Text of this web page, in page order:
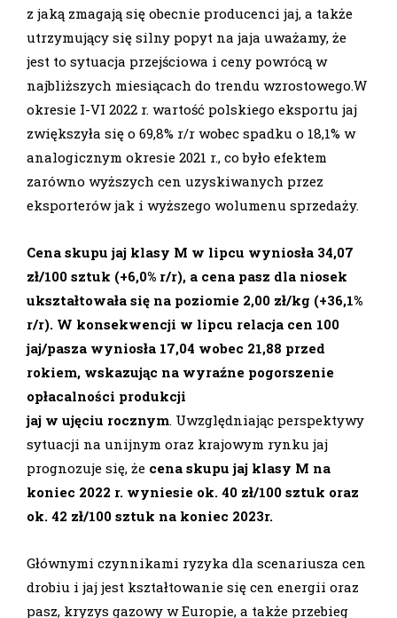
z jaką zmagają się obecnie producenci jaj, a także
utrzymujący się silny popyt na jaja uważamy, że
jest to sytuacja przejściowa i ceny powrócą w
najbliższych miesiącach do trendu wzrostowego.W
okresie I-VI 2022 r. wartość polskiego eksportu jaj
zwiększyła się o 69,8% r/r wobec spadku o 18,1% w
analogicznym okresie 2021 r., co było efektem
zarówno wyższych cen uzyskiwanych przez
eksporterów jak i wyższego wolumenu sprzedaży.
Cena skupu jaj klasy M w lipcu wyniosła 34,07
zł/100 sztuk (+6,0% r/r), a cena pasz dla niosek
ukształtowała się na poziomie 2,00 zł/kg (+36,1%
r/r). W konsekwencji w lipcu relacja cen 100
jaj/pasza wyniosła 17,04 wobec 21,88 przed
rokiem, wskazując na wyraźne pogorszenie
opłacalności produkcji
jaj w ujęciu rocznym. Uwzględniając perspektywy
sytuacji na unijnym oraz krajowym rynku jaj
prognozuje się, że cena skupu jaj klasy M na
koniec 2022 r. wyniesie ok. 40 zł/100 sztuk oraz
ok. 42 zł/100 sztuk na koniec 2023r.
Głównymi czynnikami ryzyka dla scenariusza cen
drobiu i jaj jest kształtowanie się cen energii oraz
pasz, kryzys gazowy w Europie, a także przebieg